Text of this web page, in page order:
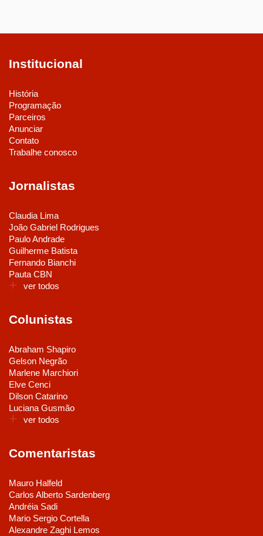
Institucional
História
Programação
Parceiros
Anunciar
Contato
Trabalhe conosco
Jornalistas
Claudia Lima
João Gabriel Rodrigues
Paulo Andrade
Guilherme Batista
Fernando Bianchi
Pauta CBN
ver todos
Colunistas
Abraham Shapiro
Gelson Negrão
Marlene Marchiori
Elve Cenci
Dilson Catarino
Luciana Gusmão
ver todos
Comentaristas
Mauro Halfeld
Carlos Alberto Sardenberg
Andréia Sadi
Mario Sergio Cortella
Alexandre Zaghi Lemos